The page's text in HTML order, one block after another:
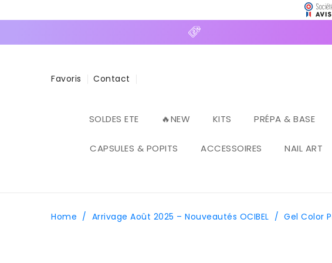
Favoris Contact
SOLDES ETE 🔥NEW KITS PRÉPA & BASE
CAPSULES & POPITS ACCESSOIRES NAIL ART
Home / Arrivage Août 2025 – Nouveautés OCIBEL / Gel Color